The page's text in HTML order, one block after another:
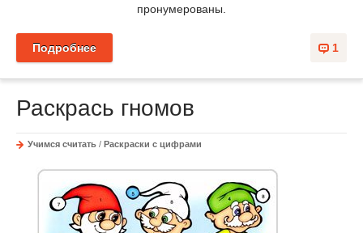
пронумерованы.
1
Подробнее
Раскрась гномов
Учимся считать / Раскраски с цифрами